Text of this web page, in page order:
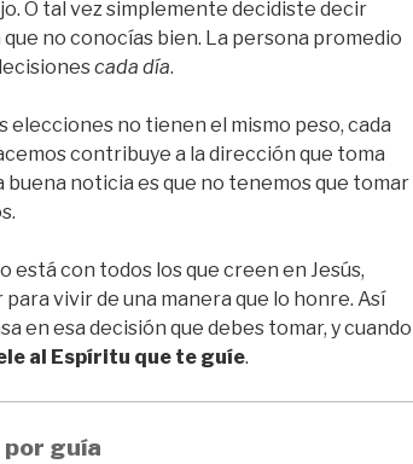
O tal vez simplemente decidiste decir
que no conocías bien. La persona promedio
cada día.
elecciones no tienen el mismo peso, cada
contribuye a la dirección que toma
buena noticia es que no tenemos que tomar
está con todos los que creen en Jesús,
vivir de una manera que lo honre. Así
en esa decisión que debes tomar, y cuando
al Espíritu que te guíe.
por guía